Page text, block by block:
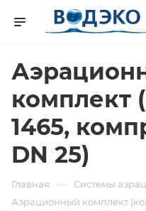
комплект
1465,
DN 25)
Главная — Системы
Аэрационный комплект